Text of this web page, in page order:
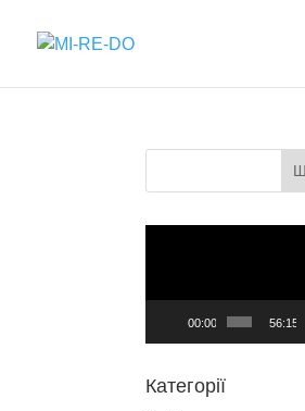
00:00 56:15
Категорії